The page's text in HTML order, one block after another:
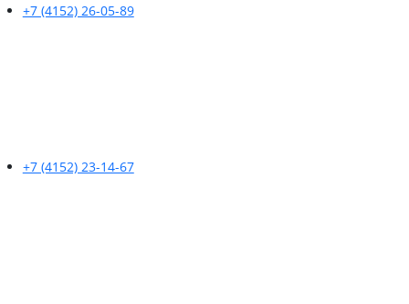
+7 (4152) 26-05-89
+7 (4152) 23-14-67